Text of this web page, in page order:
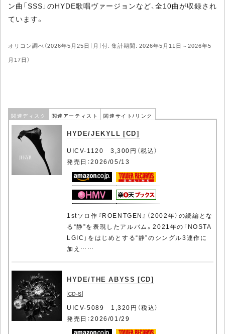
ン曲「SSS」のHYDE歌唱ヴァージョンなど、全10曲が収録され
ています。
オリコン調べ（2026年5月25日［月］付: 集計期間: 2026年5月11日～2026年5
月17日）
関連ディスク 関連アーティスト 関連サイト/リンク
HYDE/JEKYLL [CD]
UICV-1120 3,300円（税込）
発売日：2026/05/13
1stソロ作『ROENTGEN』（2002年）の続編とな
る“静”を表現したアルバム。2021年の「NOSTA
LGIC」をはじめとする“静”のシングル3連作に
加え……
HYDE/THE ABYSS [CD]
UICV-5089 1,320円（税込）
発売日：2026/01/29